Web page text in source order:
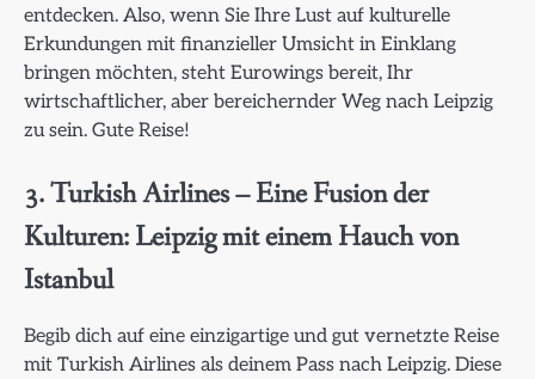
entdecken. Also, wenn Sie Ihre Lust auf kulturelle
Erkundungen mit finanzieller Umsicht in Einklang
bringen möchten, steht Eurowings bereit, Ihr
wirtschaftlicher, aber bereichernder Weg nach Leipzig
zu sein. Gute Reise!
3. Turkish Airlines – Eine Fusion der
Kulturen: Leipzig mit einem Hauch von
Istanbul
Begib dich auf eine einzigartige und gut vernetzte Reise
mit Turkish Airlines als deinem Pass nach Leipzig. Diese